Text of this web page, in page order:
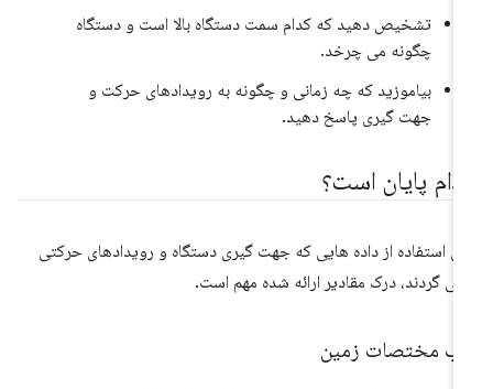
تشخیص دهید که کدام سمت دستگاه بالا است و دستگاه
چگونه می چرخد.
بیاموزید که چه زمانی و چگونه به رویدادهای حرکت و
جهت گیری پاسخ دهید.
پایان است؟
استفاده از داده هایی که جهت گیری دستگاه و رویدادهای حرکتی
گردند، درک مقادیر ارائه شده مهم است.
مختصات زمین